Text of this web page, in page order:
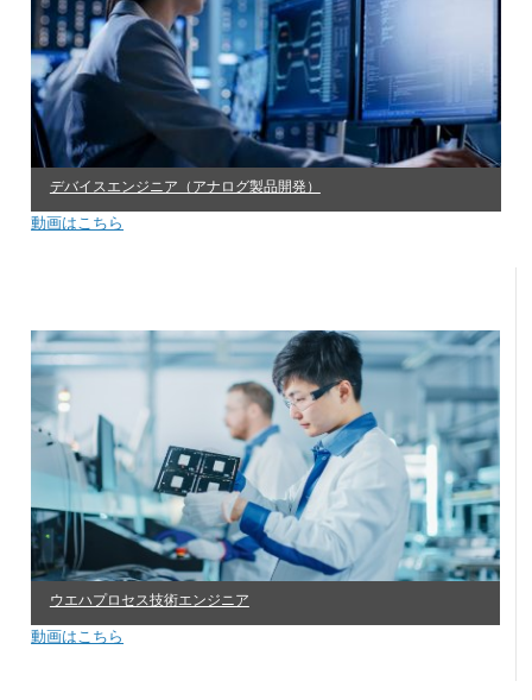
デバイスエンジニア（アナログ製品開発）
動画はこちら
ウエハプロセス技術エンジニア
動画はこちら